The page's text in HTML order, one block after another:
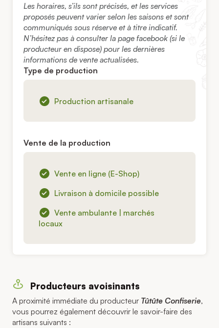
Les horaires, s’ils sont précisés, et les services
proposés peuvent varier selon les saisons et sont
communiqués sous réserve et à titre indicatif.
N’hésitez pas à consulter la page facebook (si le
producteur en dispose) pour les dernières
informations de vente actualisées.
Type de production
Production artisanale
Vente de la production
Vente en ligne (E-Shop)
Livraison à domicile possible
Vente ambulante | marchés
locaux
Producteurs avoisinants
A proximité immédiate du producteur Tûtûte Confiserie,
vous pourrez également découvrir le savoir-faire des
artisans suivants :